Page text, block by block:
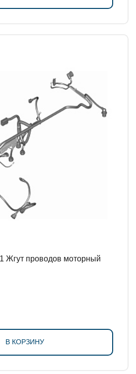
53603.3724012-11 Жгут проводов моторный
В КОРЗИНУ